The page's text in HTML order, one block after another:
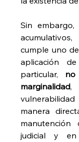
Sin
cumple uno
aplicación
particular, no
marginalidad,
manera
judicial y en